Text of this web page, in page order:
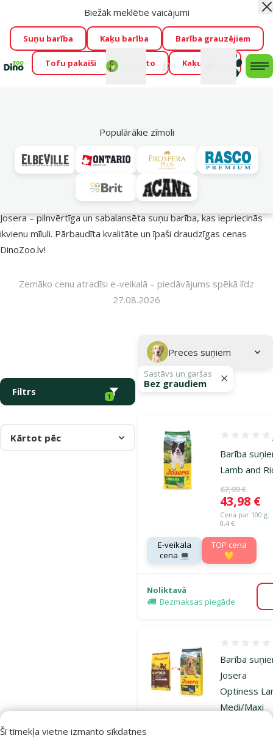
Visu mēnesi Dino Zoo piedāvā lieliskas cenas mīluļu TOP
barībām! 🍖→Skatīt piedāvājumu!
Fotokonkurss “GADA ŪSAIŅI”!
Varbūt tieši Tavs mīlulis
būs 2027. gada zvaigzne
→Piedalīties
Šī tīmekļa vietne izmanto sīkdatnes
Mans
konts
Biežāk meklētie vaicājumi
Suņu barība Kaķu barība Barība grauzējiem
Tofu pakaiši Foresto Kaķu mājas
Populārākie zīmoli
Josera barība suņiem – uzturs veselīgākai dzīvei!
Josera – pilnvērtīga un sabalansēta suņu barība, kas iepriecinās
ikvienu mīluli. Pārbaudīta kvalitāte un īpaši draudzīgas cenas
DinoZoo.lv!
Zemāko cenu atradīsi e-veikalā – piedāvājums spēkā līdz
27.08.2026
Apakškategorija
Preces suņiem
Filtrs 1
Sastāvs un garšas
Bez graudiem
Kārtot pēc
Barī­ba
Lamb and
Oriģinālā
67,99 €
Cena
43,98 €
Cena par 100 g:
0,4 €
E-veikala
cena 💻
TOP cena
💛
Noliktavā
Bezmaksas piegāde
Barība
Josera
Optiness
Medi/Maxi